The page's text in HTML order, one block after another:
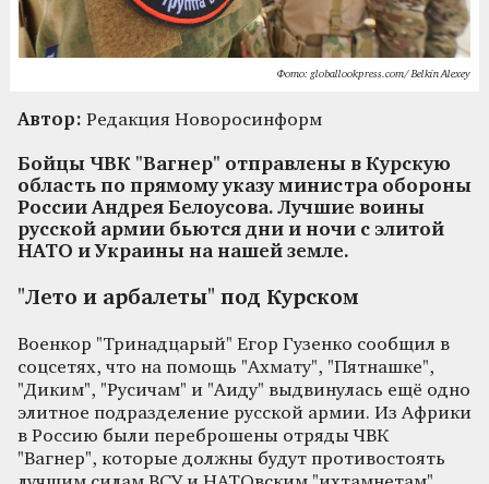
Фото: globallookpress.com/ Belkin Alexey
Автор: Редакция Новоросинформ
Бойцы ЧВК "Вагнер" отправлены в Курскую
область по прямому указу министра обороны
России Андрея Белоусова. Лучшие воины
русской армии бьются дни и ночи с элитой
НАТО и Украины на нашей земле.
"Лето и арбалеты" под Курском
Военкор "Тринадцарый" Егор Гузенко сообщил в
соцсетях, что на помощь "Ахмату", "Пятнашке",
"Диким", "Русичам" и "Аиду" выдвинулась ещё одно
элитное подразделение русской армии. Из Африки
в Россию были переброшены отряды ЧВК
"Вагнер", которые должны будут противостоять